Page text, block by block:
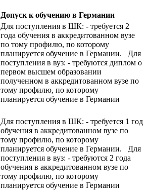
Допуск к обучению в Германии
Для поступления в ШК: - требуется 2
года обучения в аккредитованном вузе
по тому профилю, по которому
планируется обучение в Германии. Для
поступления в вуз: - требуются диплом о
первом высшем образовании
полученном в аккредитованном вузе по
тому профилю, по которому
планируется обучение в Германии
Для поступления в ШК: - требуется 1 год
обучения в аккредитованном вузе по
тому профилю, по которому
планируется обучение в Германии. Для
поступления в вуз: - требуются 2 года
обучения в аккредитованном вузе по
тому профилю, по которому
планируется обучение в Германии